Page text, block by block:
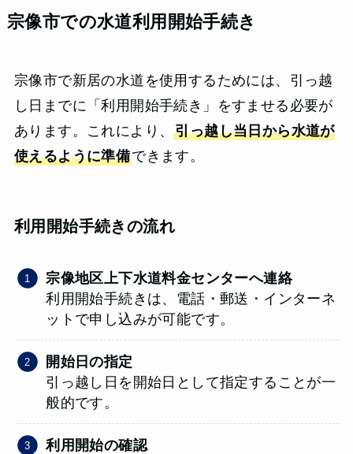
宗像市での水道利用開始手続き
宗像市で新居の水道を使用するためには、引っ越
し日までに「利用開始手続き」をすませる必要が
あります。これにより、引っ越し当日から水道が
使えるように準備できます。
利用開始手続きの流れ
宗像地区上下水道料金センターへ連絡
利用開始手続きは、電話・郵送・インターネ
ットで申し込みが可能です。
開始日の指定
引っ越し日を開始日として指定することが一
般的です。
利用開始の確認